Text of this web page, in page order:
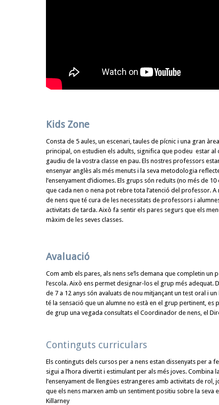
Kids Zone
Consta de 5 aules, un escenari, taules de pícnic i una gran
principal, on estudien els adults, significa que podeu estar al
gaudiu de la vostra classe en pau. Els nostres professors
ensenyar anglès als més menuts i la seva metodologia
l’ensenyament d’idiomes. Els grups són reduïts (no més de
que cada nen o nena pot rebre tota l’atenció del professor.
de nens que té cura de les necessitats de professors i
activitats de tarda. Això fa sentir els pares segurs que els
màxim de les seves classes.
Avaluació
Com amb els pares, als nens se’ls demana que completin un
l’escola. Això ens permet designar-los el grup més adequat.
de 7 a 12 anys són avaluats de nou mitjançant un test oral i
té la sensació que un alumne no està en el grup pertinent,
de grup una vegada consultats el Coordinador de nens, el
Continguts curriculars
Els continguts dels cursos per a nens estan dissenyats per a
sigui a l’hora divertit i estimulant per als més joves. Combina
l’ensenyament de llengües estrangeres amb activitats de rol,
que els nens marxen amb un sentiment positiu sobre la seva
Killarney